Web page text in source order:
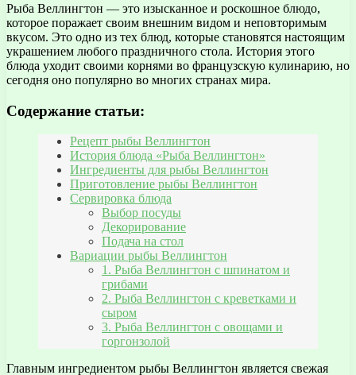
Рыба Веллингтон — это изысканное и роскошное блюдо,
которое поражает своим внешним видом и неповторимым
вкусом. Это одно из тех блюд, которые становятся настоящим
украшением любого праздничного стола. История этого
блюда уходит своими корнями во французскую кулинарию, но
сегодня оно популярно во многих странах мира.
Содержание статьи:
Рецепт рыбы Веллингтон
История блюда «Рыба Веллингтон»
Ингредиенты для рыбы Веллингтон
Приготовление рыбы Веллингтон
Сервировка блюда
Выбор посуды
Декорирование
Подача на стол
Вариации рыбы Веллингтон
1. Рыба Веллингтон с шпинатом и
грибами
2. Рыба Веллингтон с креветками и
сыром
3. Рыба Веллингтон с овощами и
горгонзолой
Главным ингредиентом рыбы Веллингтон является свежая